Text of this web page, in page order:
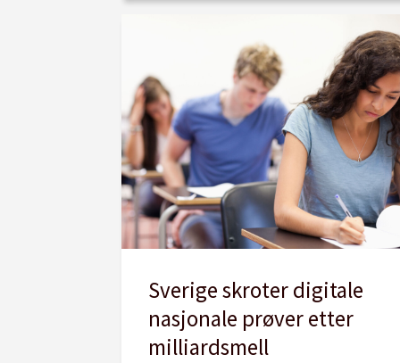
Sverige skroter digitale
nasjonale prøver etter
milliardsmell